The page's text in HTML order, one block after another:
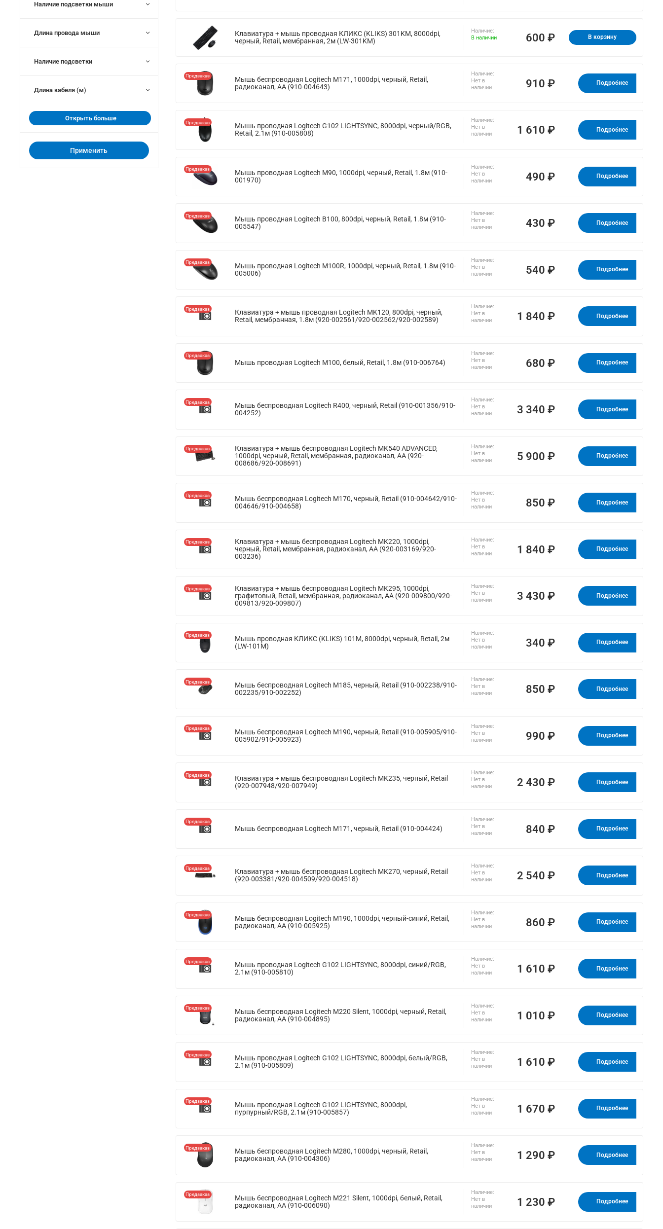
Клавиатура + мышь проводная КЛИКС (KLIKS) 301KM, 8000dpi,
черный, Retail, мембранная, 2м (LW-301KM)
Наличие:
В наличии
600 ₽ В корзину
Предзаказ
Мышь беспроводная Logitech M171, 1000dpi, черный, Retail,
радиоканал, AA (910-004643)
Наличие:
Нет в
наличии
910 ₽ Подробнее
Предзаказ
Мышь проводная Logitech G102 LIGHTSYNC, 8000dpi, черный/RGB,
Retail, 2.1м (910-005808)
Наличие:
Нет в
наличии
1 610 ₽ Подробнее
Предзаказ
Мышь проводная Logitech M90, 1000dpi, черный, Retail, 1.8м (910-
001970)
Наличие:
Нет в
наличии
490 ₽ Подробнее
Предзаказ
Мышь проводная Logitech B100, 800dpi, черный, Retail, 1.8м (910-
005547)
Наличие:
Нет в
наличии
430 ₽ Подробнее
Предзаказ
Мышь проводная Logitech M100R, 1000dpi, черный, Retail, 1.8м (910-
005006)
Наличие:
Нет в
наличии
540 ₽ Подробнее
Предзаказ
Клавиатура + мышь проводная Logitech MK120, 800dpi, черный,
Retail, мембранная, 1.8м (920-002561/920-002562/920-002589)
Наличие:
Нет в
наличии
1 840 ₽ Подробнее
Предзаказ
Мышь проводная Logitech M100, белый, Retail, 1.8м (910-006764)
Наличие:
Нет в
наличии
680 ₽ Подробнее
Предзаказ
Мышь беспроводная Logitech R400, черный, Retail (910-001356/910-
004252)
Наличие:
Нет в
наличии
3 340 ₽ Подробнее
Предзаказ
Клавиатура + мышь беспроводная Logitech MK540 ADVANCED,
1000dpi, черный, Retail, мембранная, радиоканал, AA (920-
008686/920-008691)
Наличие:
Нет в
наличии
5 900 ₽ Подробнее
Предзаказ
Мышь беспроводная Logitech M170, черный, Retail (910-004642/910-
004646/910-004658)
Наличие:
Нет в
наличии
850 ₽ Подробнее
Предзаказ
Клавиатура + мышь беспроводная Logitech MK220, 1000dpi,
черный, Retail, мембранная, радиоканал, AA (920-003169/920-
003236)
Наличие:
Нет в
наличии
1 840 ₽ Подробнее
Предзаказ
Клавиатура + мышь беспроводная Logitech MK295, 1000dpi,
графитовый, Retail, мембранная, радиоканал, AA (920-009800/920-
009813/920-009807)
Наличие:
Нет в
наличии
3 430 ₽ Подробнее
Предзаказ
Мышь проводная КЛИКС (KLIKS) 101M, 8000dpi, черный, Retail, 2м
(LW-101M)
Наличие:
Нет в
наличии
340 ₽ Подробнее
Предзаказ
Мышь беспроводная Logitech M185, черный, Retail (910-002238/910-
002235/910-002252)
Наличие:
Нет в
наличии
850 ₽ Подробнее
Предзаказ
Мышь беспроводная Logitech M190, черный, Retail (910-005905/910-
005902/910-005923)
Наличие:
Нет в
наличии
990 ₽ Подробнее
Предзаказ
Клавиатура + мышь беспроводная Logitech MK235, черный, Retail
(920-007948/920-007949)
Наличие:
Нет в
наличии
2 430 ₽ Подробнее
Предзаказ
Мышь беспроводная Logitech M171, черный, Retail (910-004424)
Наличие:
Нет в
наличии
840 ₽ Подробнее
Предзаказ
Клавиатура + мышь беспроводная Logitech MK270, черный, Retail
(920-003381/920-004509/920-004518)
Наличие:
Нет в
наличии
2 540 ₽ Подробнее
Предзаказ
Мышь беспроводная Logitech M190, 1000dpi, черный-синий, Retail,
радиоканал, AA (910-005925)
Наличие:
Нет в
наличии
860 ₽ Подробнее
Предзаказ
Мышь проводная Logitech G102 LIGHTSYNC, 8000dpi, синий/RGB,
2.1м (910-005810)
Наличие:
Нет в
наличии
1 610 ₽ Подробнее
Предзаказ
Мышь беспроводная Logitech M220 Silent, 1000dpi, черный, Retail,
радиоканал, AA (910-004895)
Наличие:
Нет в
наличии
1 010 ₽ Подробнее
Предзаказ
Мышь проводная Logitech G102 LIGHTSYNC, 8000dpi, белый/RGB,
2.1м (910-005809)
Наличие:
Нет в
наличии
1 610 ₽ Подробнее
Предзаказ
Мышь проводная Logitech G102 LIGHTSYNC, 8000dpi,
пурпурный/RGB, 2.1м (910-005857)
Наличие:
Нет в
наличии
1 670 ₽ Подробнее
Предзаказ
Мышь беспроводная Logitech M280, 1000dpi, черный, Retail,
радиоканал, AA (910-004306)
Наличие:
Нет в
наличии
1 290 ₽ Подробнее
Предзаказ
Мышь беспроводная Logitech M221 Silent, 1000dpi, белый, Retail,
радиоканал, AA (910-006090)
Наличие:
Нет в
наличии
1 230 ₽ Подробнее
Открыть больше
Наличие подсветки мыши
Длина провода мыши
Наличие подсветки
Длина кабеля (м)
Применить